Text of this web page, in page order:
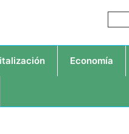
Economía